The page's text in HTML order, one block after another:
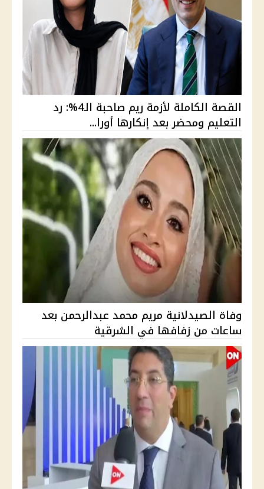
القصة الكاملة لأزمة ريم صاحبة الـ4%: رد
التعليم ومحضر بعد إنكارها أورا...
وفاة الصيدلانية مريم محمد عبدالرحمن بعد
ساعات من زفافها في الشرقية